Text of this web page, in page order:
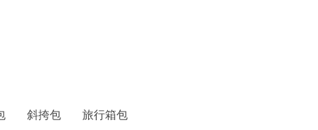
斜挎包 旅行箱包